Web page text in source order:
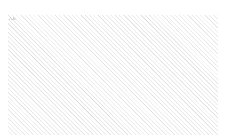
Ads